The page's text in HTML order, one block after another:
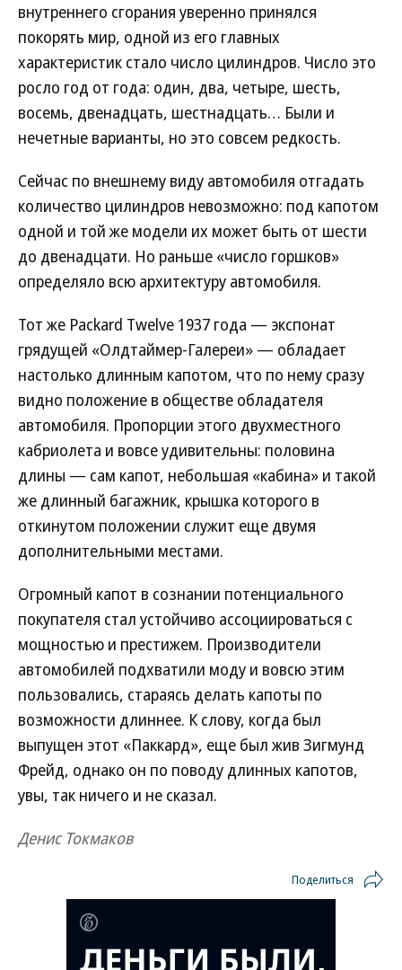
внутреннего сгорания уверенно принялся
покорять мир, одной из его главных
характеристик стало число цилиндров. Число это
росло год от года: один, два, четыре, шесть,
восемь, двенадцать, шестнадцать… Были и
нечетные варианты, но это совсем редкость.
Сейчас по внешнему виду автомобиля отгадать
количество цилиндров невозможно: под капотом
одной и той же модели их может быть от шести
до двенадцати. Но раньше «число горшков»
определяло всю архитектуру автомобиля.
Тот же Packard Twelve 1937 года — экспонат
грядущей «Олдтаймер-Галереи» — обладает
настолько длинным капотом, что по нему сразу
видно положение в обществе обладателя
автомобиля. Пропорции этого двухместного
кабриолета и вовсе удивительны: половина
длины — сам капот, небольшая «кабина» и такой
же длинный багажник, крышка которого в
откинутом положении служит еще двумя
дополнительными местами.
Огромный капот в сознании потенциального
покупателя стал устойчиво ассоциироваться с
мощностью и престижем. Производители
автомобилей подхватили моду и вовсю этим
пользовались, стараясь делать капоты по
возможности длиннее. К слову, когда был
выпущен этот «Паккард», еще был жив Зигмунд
Фрейд, однако он по поводу длинных капотов,
увы, так ничего и не сказал.
Денис Токмаков
Поделиться